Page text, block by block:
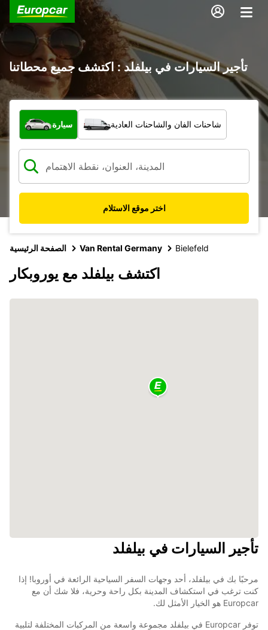
تأجير السيارات في بيلفلد : اكتشف جميع محطاتنا
ما نوع المركبة؟
سيارة شاحنات الفان والشاحنات العادية
اختر موقع الاستلام
الصفحة الرئيسية Van Rental Germany Bielefeld
اكتشف بيلفلد مع يوروبكار
تأجير السيارات في بيلفلد
مرحبًا بك في بيلفلد، أحد وجهات السفر السياحية الرائعة في أوروبا! إذا
كنت ترغب في استكشاف المدينة بكل راحة وحرية، فلا شك أن مع
Europcar هو الخيار الأمثل لك.
توفر Europcar في بيلفلد مجموعة واسعة من المركبات المختلفة لتلبية